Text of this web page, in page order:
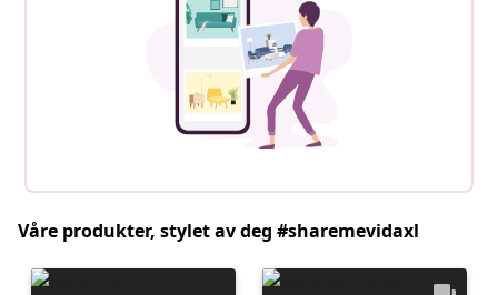
Våre produkter, stylet av deg #sharemevidaxl